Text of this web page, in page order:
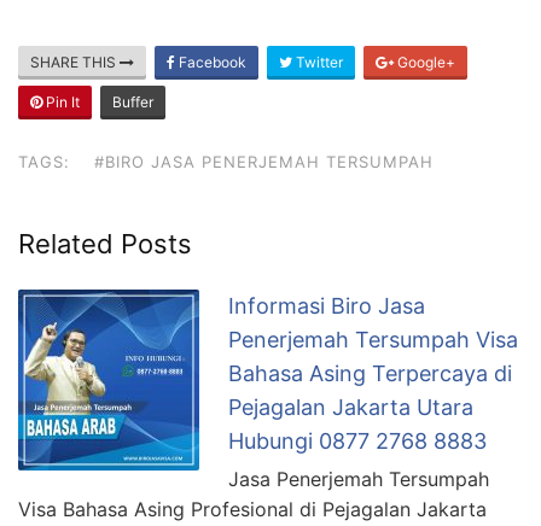
SHARE THIS Facebook Twitter Google+
Pin It Buffer
TAGS: #BIRO JASA PENERJEMAH TERSUMPAH
Related Posts
Informasi Biro Jasa
Penerjemah Tersumpah Visa
Bahasa Asing Terpercaya di
Pejagalan Jakarta Utara
Hubungi 0877 2768 8883
Jasa Penerjemah Tersumpah
Visa Bahasa Asing Profesional di Pejagalan Jakarta